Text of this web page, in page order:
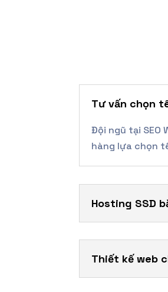
Tư vấn chọn
Đội ngũ tại SEO
hàng lựa chọn
Hosting SSD
Thiết kế web